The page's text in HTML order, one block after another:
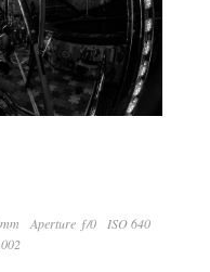
Aperture ƒ/0
ISO 640